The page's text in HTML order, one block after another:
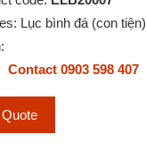
Lục bình đá (con tiện)
Contact 0903 598 407